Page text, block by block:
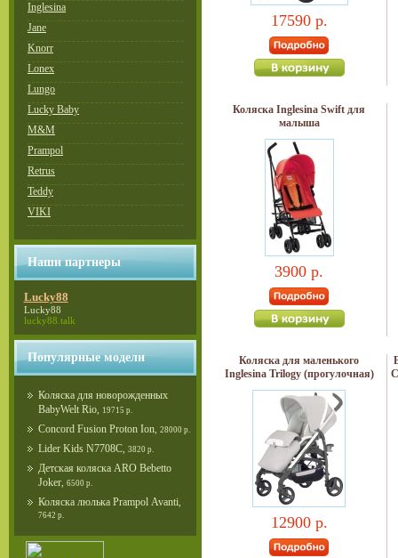
Inglesina
Jane
Knorr
Lonex
Lungo
Lucky Baby
M&M
Prampol
Retrus
Teddy
VIKI
Наши партнеры
Lucky88
Lucky88
lucky88.talk
Популярные модели
Коляска для новорожденных
BabyWelt Rio
19715 р.
Concord Fusion Proton Ion 28000 р.
Lider Kids N7708C 3820 р.
Детская коляска ARO Bebetto
Joker 6500 р.
Коляска люлька Prampol Avanti
7642 р.
17590 р.
Коляска Inglesina Swift для
малыша
3900 р.
Коляска для маленького
Inglesina Trilogy (прогулочная)
12900 р.